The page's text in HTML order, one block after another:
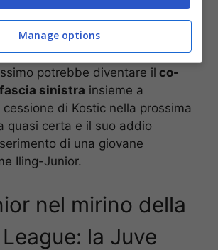
sta diventando molto
potrebbe diventare il co-
sinistra insieme a
di Kostic nella prossima
quasi certa e il suo addio
di una giovane
Iling-Junior.
nel mirino della
la Juve
Manage options